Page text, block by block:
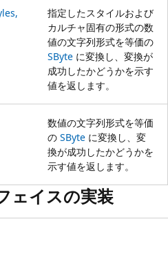
指定したスタイルおよび
カルチャ固有の形式の数
値の文字列形式を等価の
SByte に変換し、変換が
成功したかどうかを示す
値を返します。
数値の文字列形式を等価
の SByte に変換し、変
換が成功したかどうかを
示す値を返します。
ェイスの実装